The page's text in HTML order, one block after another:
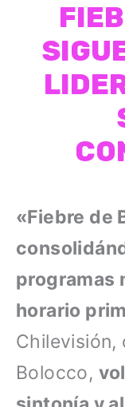
«Fiebre de
programas
horario
Chilevisión,
Bolocco,